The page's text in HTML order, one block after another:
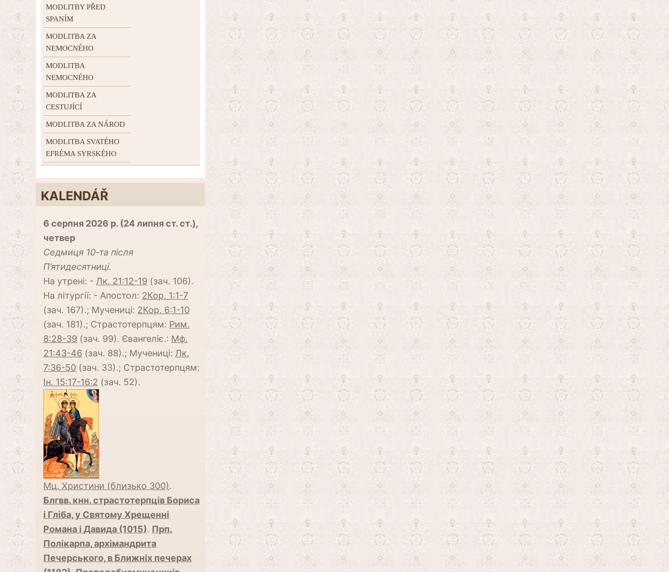
MODLITBY PŘED
SPANÍM
MODLITBA ZA
NEMOCNÉHO
MODLITBA
NEMOCNÉHO
MODLITBA ZA
CESTUJÍCÍ
MODLITBA ZA NÁROD
MODLITBA SVATÉHO
EFRÉMA SYRSKÉHO
KALENDÁŘ
6 серпня 2026 р. (24 липня ст. ст.),
четвер
Cедмиця 10-та після
П’ятидесятниці.
На утрені: - Лк. 21:12-19 (зач. 106).
На літургії: - Апостол: 2Кор. 1:1-7
(зач. 167).; Мучениці: 2Кор. 6:1-10
(зач. 181).; Страстотерпцям: Рим.
8:28-39 (зач. 99). Євангеліє.: Мф.
21:43-46 (зач. 88).; Мучениці: Лк.
7:36-50 (зач. 33).; Страстотерпцям:
Ін. 15:17-16:2 (зач. 52).
Мц. Христини (близько 300).
Блгвв. кнн. страстотерпців Бориса
і Гліба, у Святому Хрещенні
Романа і Давида (1015). Прп.
Полікарпа, архімандрита
Печерського, в Ближніх печерах